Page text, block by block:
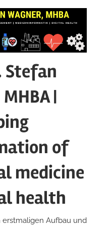
Stefan
|
of
medicine
health
erstmaligen Aufbau und